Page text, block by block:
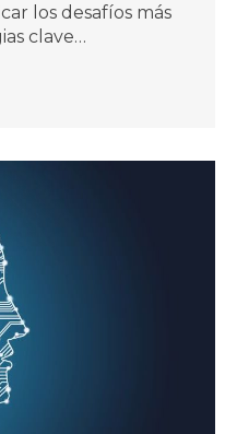
los desafíos más
clave…